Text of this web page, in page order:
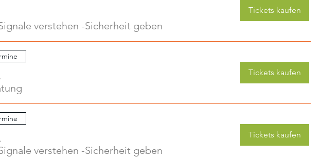
verstehen -Sicherheit geben
Tickets kaufen
Tickets kaufen
verstehen -Sicherheit geben
Tickets kaufen